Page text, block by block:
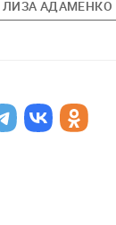
ЛИЗА АДАМЕНКО